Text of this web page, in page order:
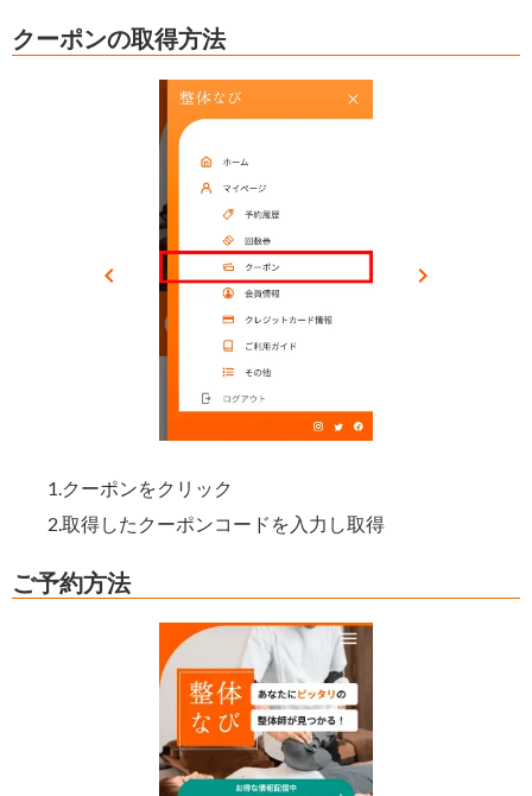
クーポンの取得方法
keyboard_arrow_left keyboard_arrow_right
1.クーポンをクリック
2.取得したクーポンコードを入力し取得
ご予約方法